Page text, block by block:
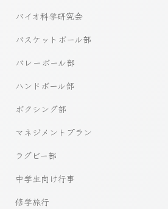
バイオ科学研究会
バスケットボール部
バレーボール部
ハンドボール部
ボクシング部
マネジメントプラン
ラグビー部
中学生向け行事
修学旅行